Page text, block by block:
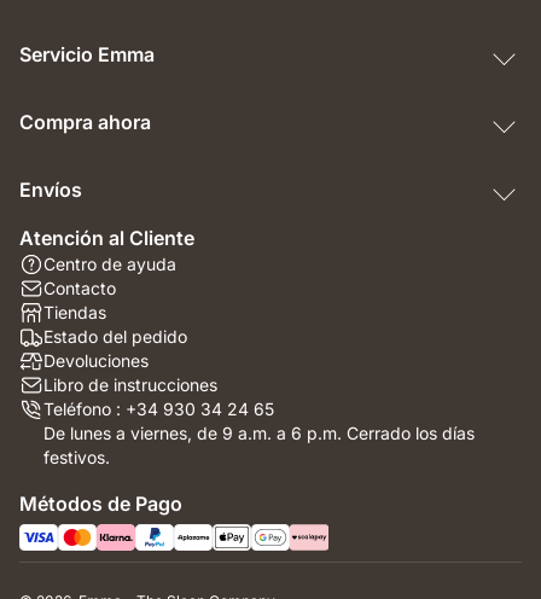
Servicio Emma
Compra ahora
Envíos
Atención al Cliente
Centro de ayuda
Contacto
Tiendas
Estado del pedido
Devoluciones
Libro de instrucciones
Teléfono : +34 930 34 24 65
De lunes a viernes, de 9 a.m. a 6 p.m. Cerrado los días
festivos.
Métodos de Pago